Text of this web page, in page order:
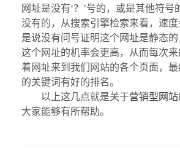
网址是没有‘？’号的，或是其他符号
没有的，从搜索引擎检索来看，速
是说没有问号证明这个网址是静态
这个网址的机率会更高，从而每次
着网址来到我们网站的各个页面，最
的关键词有好的排名。
以上这几点就是关于营销型网站
大家能够有所帮助。